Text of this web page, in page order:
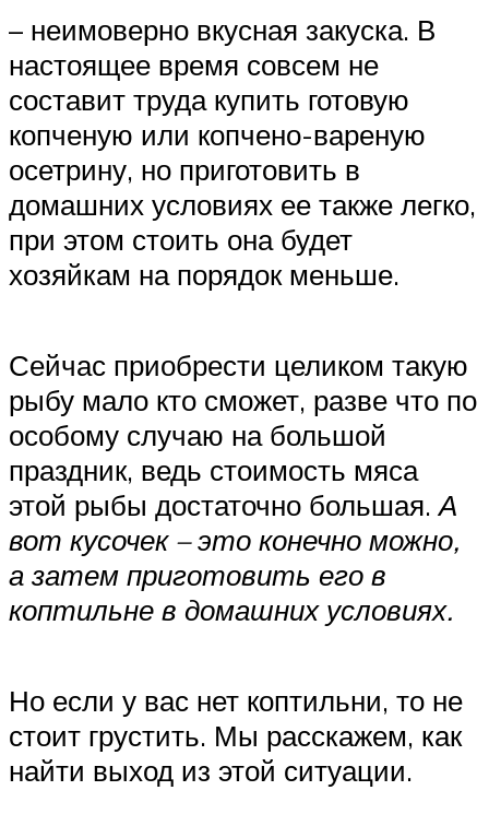
– неимоверно вкусная закуска. В
настоящее время совсем не
составит труда купить готовую
копченую или копчено-вареную
осетрину, но приготовить в
домашних условиях ее также легко,
при этом стоить она будет
хозяйкам на порядок меньше.
Сейчас приобрести целиком такую
рыбу мало кто сможет, разве что по
особому случаю на большой
праздник, ведь стоимость мяса
этой рыбы достаточно большая.А
вот кусочек – это конечно можно,
а затем приготовить его в
коптильне в домашних условиях.
Но если у вас нет коптильни, то не
стоит грустить. Мы расскажем, как
найти выход из этой ситуации.